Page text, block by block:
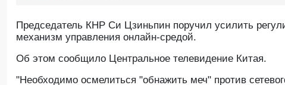
Председатель КНР Си Цзиньпин поручил усилить
механизм управления онлайн-средой.
Oб этом сообщило Центральное телевидение Китая.
"Необходимо осмелиться "обнажить меч" против